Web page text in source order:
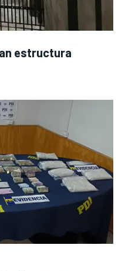
estructura